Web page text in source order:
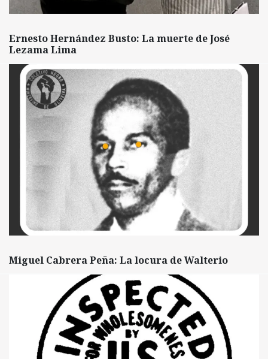
Ernesto Hernández Busto: La muerte de José
Lezama Lima
Miguel Cabrera Peña: La locura de Walterio